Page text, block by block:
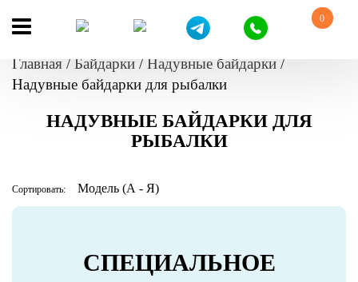
0
Главная / Байдарки / Надувные байдарки /
Надувные байдарки для рыбалки
НАДУВНЫЕ БАЙДАРКИ ДЛЯ
РЫБАЛКИ
Сортировать:
СПЕЦИАЛЬНОЕ